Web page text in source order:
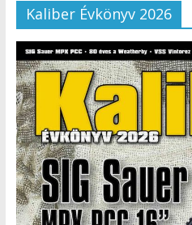
Kaliber Évkönyv 2026